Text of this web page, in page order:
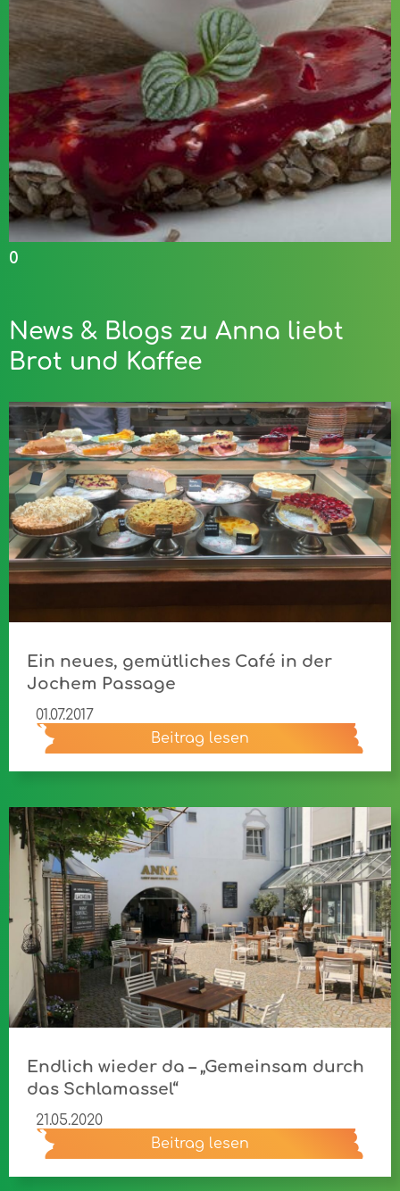
0
News & Blogs zu Anna liebt
Brot und Kaffee
Ein neues, gemütliches Café in der
Jochem Passage
01.07.2017
Beitrag lesen
Endlich wieder da – „Gemeinsam durch
das Schlamassel“
21.05.2020
Beitrag lesen